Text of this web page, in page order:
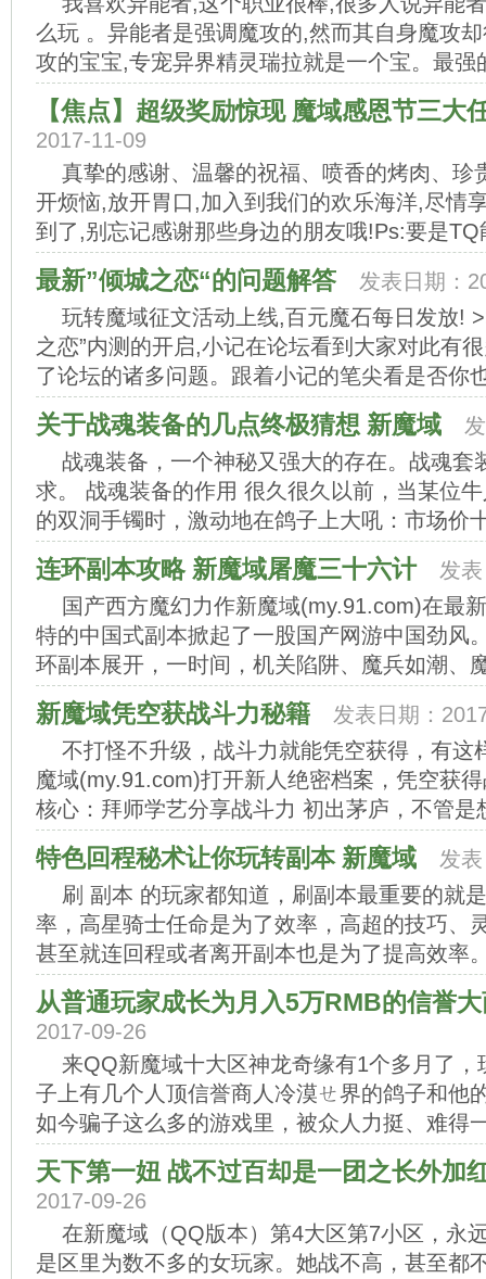
么玩 。异能者是强调魔攻的,然而其自身魔攻
攻的宝宝,专宠异界精灵瑞拉就是一个宝。最强
【焦点】超级奖励惊现 魔域感恩节三大
2017-11-09
真挚的感谢、温馨的祝福、喷香的烤肉、珍
开烦恼,放开胃口,加入到我们的欢乐海洋,尽情
到了,别忘记感谢那些身边的朋友哦!Ps:要是
最新”倾城之恋“的问题解答
发表日期：
玩转魔域征文活动上线,百元魔石每日发放!
之恋”内测的开启,小记在论坛看到大家对此有
了论坛的诸多问题。跟着小记的笔尖看是否你
关于战魂装备的几点终极猜想 新魔域
战魂装备，一个神秘又强大的存在。战魂套
求。 战魂装备的作用 很久很久以前，当某位
的双洞手镯时，激动地在鸽子上大吼：市场价
连环副本攻略 新魔域屠魔三十六计
发
国产西方魔幻力作新魔域(my.91.com)在最
特的中国式副本掀起了一股国产网游中国劲风
环副本展开，一时间，机关陷阱、魔兵如潮
新魔域凭空获战斗力秘籍
发表日期：
不打怪不升级，战斗力就能凭空获得，有这
魔域(my.91.com)打开新人绝密档案，凭空获
核心：拜师学艺分享战斗力 初出茅庐，不管是
特色回程秘术让你玩转副本 新魔域
发
刷 副本 的玩家都知道，刷副本最重要的就
率，高星骑士任命是为了效率，高超的技巧、
甚至就连回程或者离开副本也是为了提高效率
从普通玩家成长为月入5万RMB的信誉
2017-09-26
来QQ新魔域十大区神龙奇缘有1个多月了
子上有几个人顶信誉商人冷漠ㄝ界的鸽子和他
如今骗子这么多的游戏里，被众人力挺、难得
天下第一妞 战不过百却是一团之长外加
2017-09-26
在新魔域（QQ版本）第4大区第7小区，永
是区里为数不多的女玩家。她战不高，甚至都